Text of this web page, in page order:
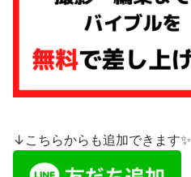
↓こちらからも追加できます✨